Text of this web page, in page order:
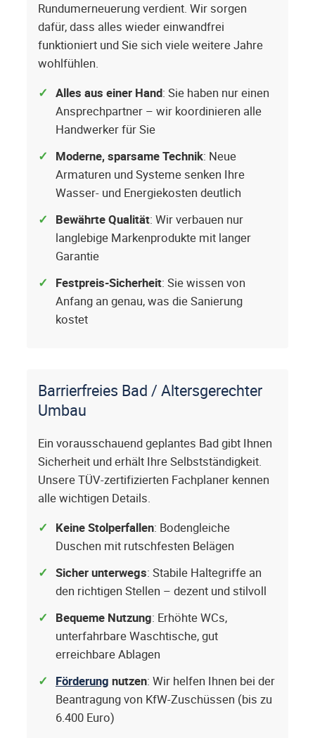
Rundumerneuerung verdient. Wir sorgen
dafür, dass alles wieder einwandfrei
funktioniert und Sie sich viele weitere Jahre
wohlfühlen.
Alles aus einer Hand: Sie haben nur einen
Ansprechpartner – wir koordinieren alle
Handwerker für Sie
Moderne, sparsame Technik: Neue
Armaturen und Systeme senken Ihre
Wasser- und Energiekosten deutlich
Bewährte Qualität: Wir verbauen nur
langlebige Markenprodukte mit langer
Garantie
Festpreis-Sicherheit: Sie wissen von
Anfang an genau, was die Sanierung
kostet
Barrierfreies Bad / Altersgerechter
Umbau
Ein vorausschauend geplantes Bad gibt Ihnen
Sicherheit und erhält Ihre Selbstständigkeit.
Unsere TÜV-zertifizierten Fachplaner kennen
alle wichtigen Details.
Keine Stolperfallen: Bodengleiche
Duschen mit rutschfesten Belägen
Sicher unterwegs: Stabile Haltegriffe an
den richtigen Stellen – dezent und stilvoll
Bequeme Nutzung: Erhöhte WCs,
unterfahrbare Waschtische, gut
erreichbare Ablagen
Förderung nutzen: Wir helfen Ihnen bei der
Beantragung von KfW-Zuschüssen (bis zu
6.400 Euro)